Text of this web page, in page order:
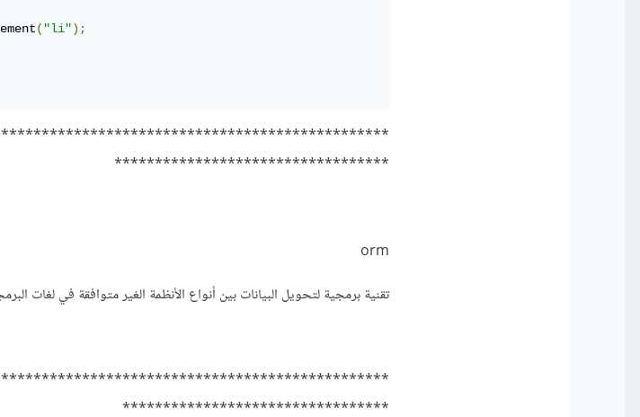
( "li");
**********************************
orm
تقنية برمجية لتحويل البيانات بين أنواع الأنظمة الغير متوافقة في لغات
*********************************